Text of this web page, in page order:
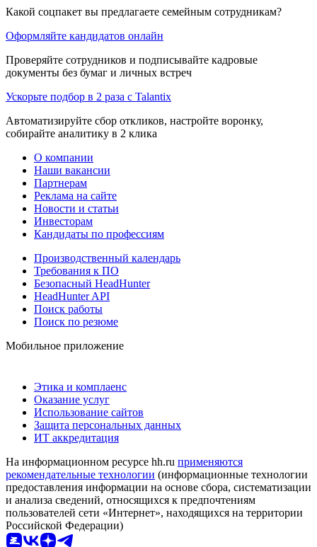
Какой соцпакет вы предлагаете семейным сотрудникам?
Оформляйте кандидатов онлайн
Проверяйте сотрудников и подписывайте кадровые
документы без бумаг и личных встреч
Ускорьте подбор в 2 раза с Talantix
Автоматизируйте сбор откликов, настройте воронку,
собирайте аналитику в 2 клика
О компании
Наши вакансии
Партнерам
Реклама на сайте
Новости и статьи
Инвесторам
Кандидаты по профессиям
Производственный календарь
Требования к ПО
Безопасный HeadHunter
HeadHunter API
Поиск работы
Поиск по резюме
Мобильное приложение
Этика и комплаенс
Оказание услуг
Использование сайтов
Защита персональных данных
ИТ аккредитация
На информационном ресурсе hh.ru применяются
рекомендательные технологии (информационные технологии
предоставления информации на основе сбора, систематизации
и анализа сведений, относящихся к предпочтениям
пользователей сети «Интернет», находящихся на территории
Российской Федерации)